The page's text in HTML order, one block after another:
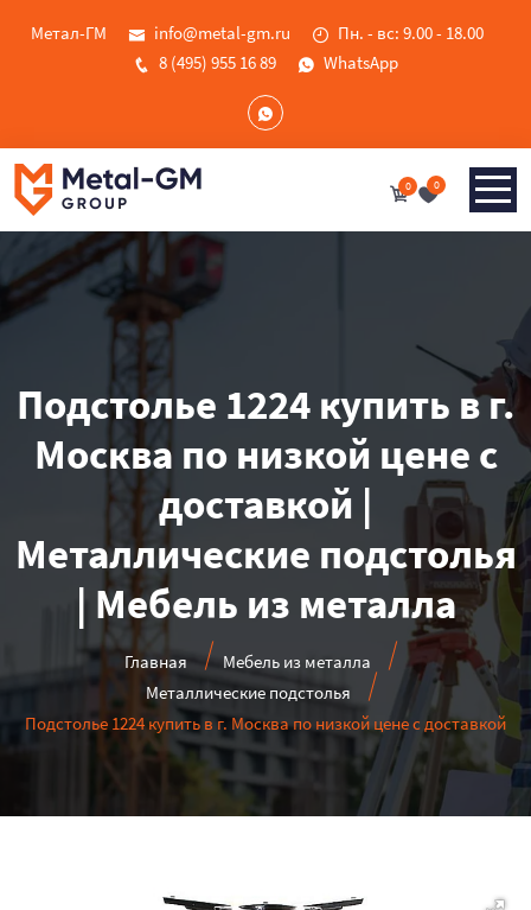
Метал-ГМ info@metal-gm.ru
Пн. - вс: 9.00 - 18.00
8 (495) 955 16 89
WhatsApp
0 0
Подстолье 1224 купить в г.
Москва по низкой цене с
доставкой |
Металлические подстолья
| Мебель из металла
Главная
Мебель из металла
Металлические подстолья
Подстолье 1224 купить в г. Москва по низкой цене с доставкой